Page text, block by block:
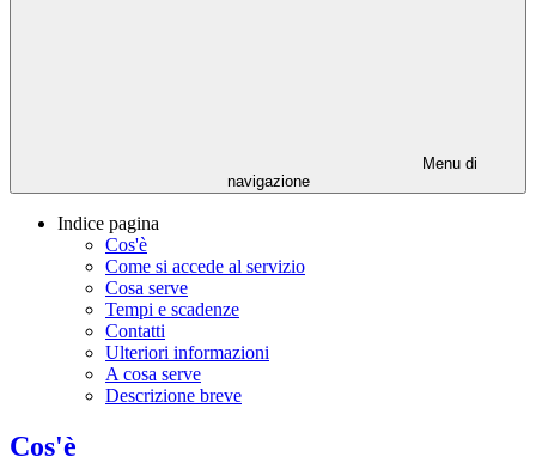
Menu di
navigazione
Indice pagina
Cos'è
Come si accede al servizio
Cosa serve
Tempi e scadenze
Contatti
Ulteriori informazioni
A cosa serve
Descrizione breve
Cos'è